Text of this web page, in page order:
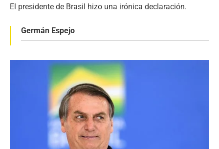
El presidente de Brasil hizo una irónica declaración.
Germán Espejo